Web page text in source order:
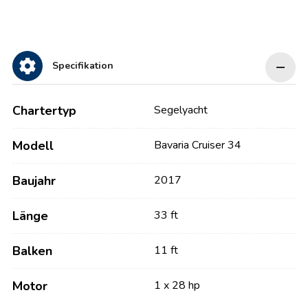
Specifikation
Chartertyp Segelyacht
Modell Bavaria Cruiser 34
Baujahr 2017
Länge 33 ft
Balken 11 ft
Motor 1 x 28 hp